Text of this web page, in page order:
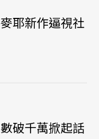
耶新作逼視社
破千萬掀起話